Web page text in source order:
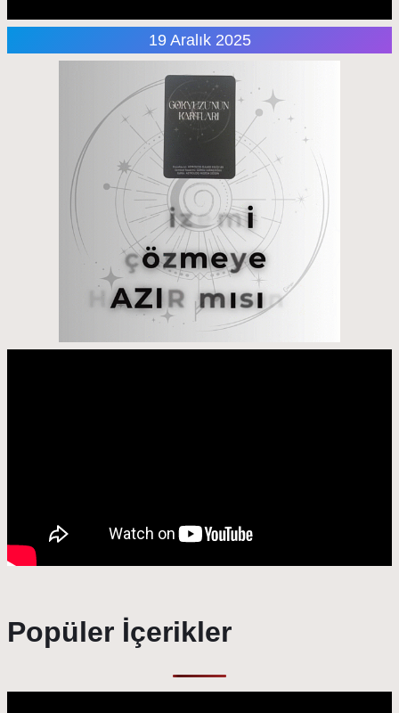
19 Aralık 2025
Popüler İçerikler